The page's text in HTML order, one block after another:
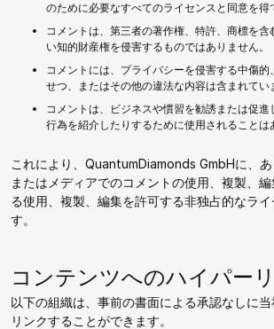
のために必要なすべてのライセンスと同意を得
コメントは、第三者の著作権、特許、商標を含
い知的財産権を侵害するものではありません。
コメントには、プライバシーを侵害する中傷
せつ、またはその他の違法な内容は含まれてい
コメントは、ビジネスや慣習を勧誘または促
行為を紹介したりするために使用されることは
これにより、QuantumDiamonds GmbHに、あ
またはメディアでのコメントの使用、複製、
る使用、複製、編集を許可する非独占的なラ
す。
コンテンツへのハイパー
以下の組織は、事前の書面による承認なしに
リンクすることができます。